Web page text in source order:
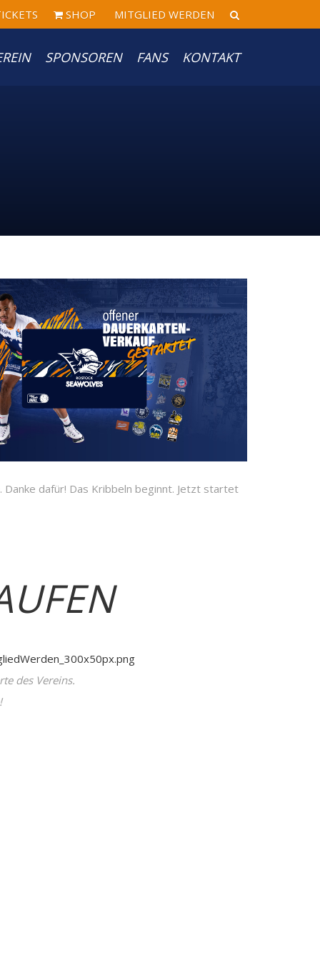
SHOP MITGLIED WERDEN
SPONSOREN FANS KONTAKT
dafür! Das Kribbeln beginnt. Jetzt startet
des Vereins.